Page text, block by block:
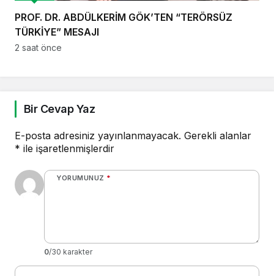
PROF. DR. ABDÜLKERİM GÖK’TEN “TERÖRSÜZ
TÜRKİYE” MESAJI
2 saat önce
Bir Cevap Yaz
E-posta adresiniz yayınlanmayacak. Gerekli alanlar
* ile işaretlenmişlerdir
YORUMUNUZ *
0/30 karakter